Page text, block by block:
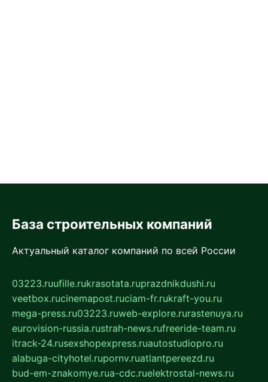
База строительных компаний
Актуальный каталог компаний по всей России
03223.ruufille.rukrasotata.ruprazdnikdushi.ru
veetbox.rucinemapost.ruciam-fr.rukraft-you.ru
mega-press.ru03223.ruweb-explore.rurastenuya.ru
eurovision-russia.rustrah-news.rufreeride-team.ru
itrack-24.rusexshopexpress.ruautostudiopro.ru
alabuga-cityhotel.rupornv.ruatlantpereezd.ru
bud-em-znakomye.rua-cdc.ruelektrostal-news.ru